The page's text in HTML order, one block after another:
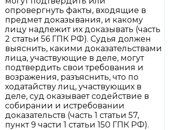
опровергнуть факты, входящие в
предмет доказывания, и какому
лицу надлежит их доказывать (часть
2 статьи 56 ГПК РФ). Судья должен
выяснить, какими доказательствами
лица, участвующие в деле, могут
подтвердить свои требования и
возражения, разъяснить, что по
ходатайству лиц, участвующих в
деле, суд оказывает содействие в
собирании и истребовании
доказательств (часть 1 статьи 57,
пункт 9 части 1 статьи 150 ГПК РФ).